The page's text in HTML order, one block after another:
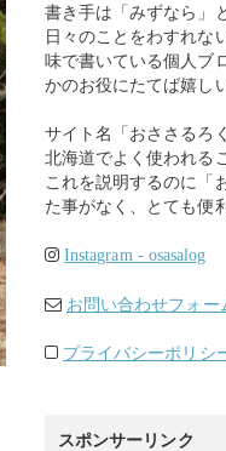
書き手は「みずなら」
日々のことをわすれな
味で書いている個人ブ
かのお役にたてば嬉し
サイト名「おささるろ
北海道でよく使われる
これを説明するのに「
た事がなく、とても便
Instagram - osasalog
お問い合わせフォー
プライバシーポリシ
スポンサーリンク